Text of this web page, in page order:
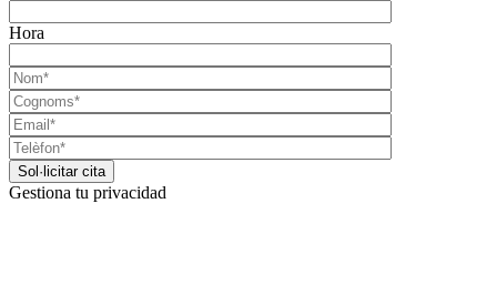
Hora
Gestiona tu privacidad